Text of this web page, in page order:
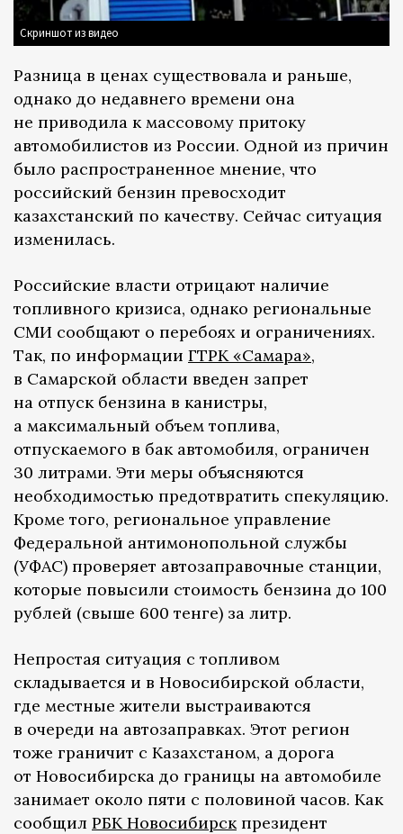
Скриншот из видео
Разница в ценах существовала и раньше,
однако до недавнего времени она
не приводила к массовому притоку
автомобилистов из России. Одной из причин
было распространенное мнение, что
российский бензин превосходит
казахстанский по качеству. Сейчас ситуация
изменилась.
Российские власти отрицают наличие
топливного кризиса, однако региональные
СМИ сообщают о перебоях и ограничениях.
Так, по информации ГТРК «Самара»,
в Самарской области введен запрет
на отпуск бензина в канистры,
а максимальный объем топлива,
отпускаемого в бак автомобиля, ограничен
30 литрами. Эти меры объясняются
необходимостью предотвратить спекуляцию.
Кроме того, региональное управление
Федеральной антимонопольной службы
(УФАС) проверяет автозаправочные станции,
которые повысили стоимость бензина до 100
рублей (свыше 600 тенге) за литр.
Непростая ситуация с топливом
складывается и в Новосибирской области,
где местные жители выстраиваются
в очереди на автозаправках. Этот регион
тоже граничит с Казахстаном, а дорога
от Новосибирска до границы на автомобиле
занимает около пяти с половиной часов. Как
сообщил РБК Новосибирскпрезидент